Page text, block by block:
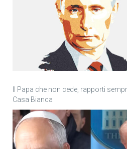
Il Papa che non cede, rapporti
Casa Bianca